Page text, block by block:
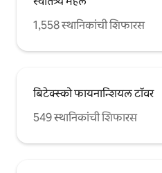
1,558 स्थानिकांची शिफारस
बिटेक्स्को फायनान्शियल टॉवर
549 स्थानिकांची शिफारस